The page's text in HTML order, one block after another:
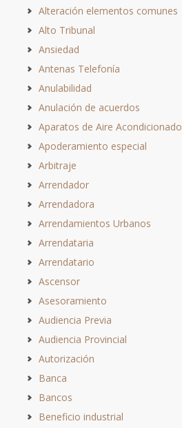
Alteración elementos comunes
Alto Tribunal
Ansiedad
Antenas Telefonía
Anulabilidad
Anulación de acuerdos
Aparatos de Aire Acondicionado
Apoderamiento especial
Arbitraje
Arrendador
Arrendadora
Arrendamientos Urbanos
Arrendataria
Arrendatario
Ascensor
Asesoramiento
Audiencia Previa
Audiencia Provincial
Autorización
Banca
Bancos
Beneficio industrial